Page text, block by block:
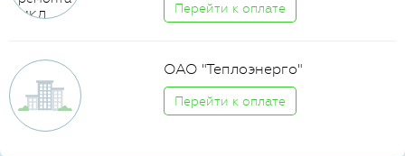
Перейти к оплате
ОАО "Теплоэнерго"
Перейти к оплате